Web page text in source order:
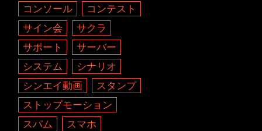
コンソール
コンテスト
サイン会
サクラ
サポート
サーバー
システム
シナリオ
シンエイ動画
スタンプ
ストップモーション
スパム
スマホ